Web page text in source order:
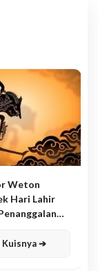
Weton
Hari Lahir
➔